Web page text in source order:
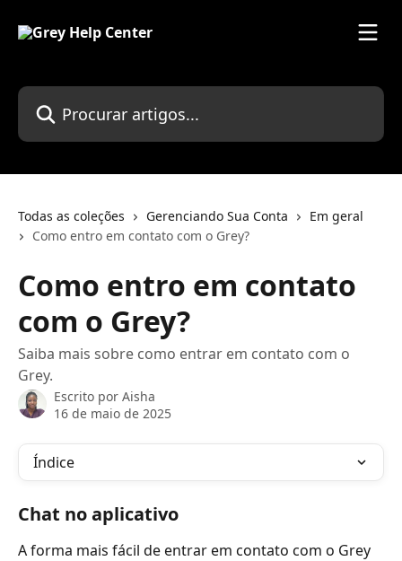
Procurar artigos...
Todas as coleções Gerenciando Sua Conta
Em geral
Como entro em contato com o Grey?
Como entro em contato
com o Grey?
Saiba mais sobre como entrar em contato com o
Grey.
Escrito por Aisha
16 de maio de 2025
Índice
Chat no aplicativo
A forma mais fácil de entrar em contato com o Grey